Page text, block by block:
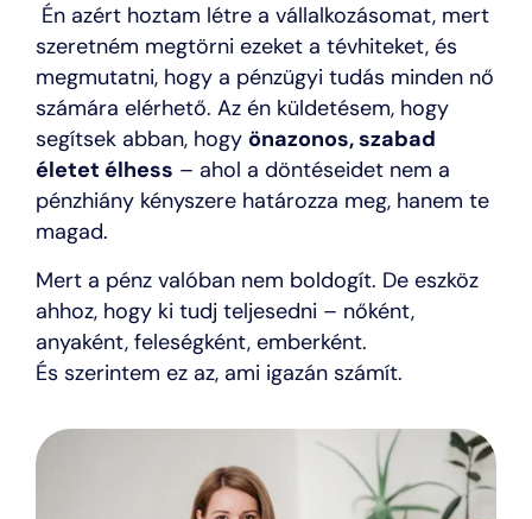
Én azért hoztam létre a vállalkozásomat, mert
szeretném megtörni ezeket a tévhiteket, és
megmutatni, hogy a pénzügyi tudás minden nő
számára elérhető. Az én küldetésem, hogy
segítsek abban, hogy önazonos, szabad
életet élhess – ahol a döntéseidet nem a
pénzhiány kényszere határozza meg, hanem te
magad.
Mert a pénz valóban nem boldogít. De eszköz
ahhoz, hogy ki tudj teljesedni – nőként,
anyaként, feleségként, emberként.
És szerintem ez az, ami igazán számít.